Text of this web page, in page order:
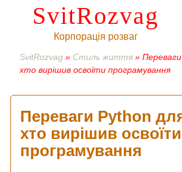
SvitRozvag
Корпорація розваг
SvitRozvag » Стиль життя »
хто вирішив освоїти програмування
Переваги Python
хто вирішив освоїти
програмування